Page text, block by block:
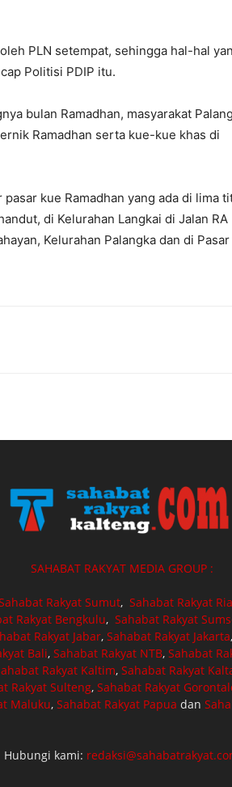
PLN setempat, sehingga hal-hal
Politisi PDIP itu.
bulan Ramadhan, masyarakat
Ramadhan serta kue-kue khas di
kue Ramadhan yang ada di lima
di Kelurahan Langkai di Jalan RA
Kelurahan Palangka dan di Pasar
SAHABAT RAKYAT MEDIA GROUP :
Rakyat Sumut, Sahabat Rakyat
Rakyat Bengkulu,Sahabat Rakyat
Rakyat Jabar, Sahabat Rakyat Jakarta,
Bali, Sahabat Rakyat NTB, Sahabat
Rakyat Kaltim, Sahabat Rakyat
Rakyat Sulteng, Sahabat Rakyat
Maluku, Sahabat Rakyat Papua dan
Hubungi kami: